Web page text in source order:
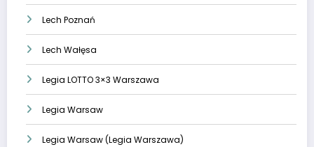
Lech Poznań
Lech Wałęsa
Legia LOTTO 3×3 Warszawa
Legia Warsaw
Legia Warsaw (Legia Warszawa)